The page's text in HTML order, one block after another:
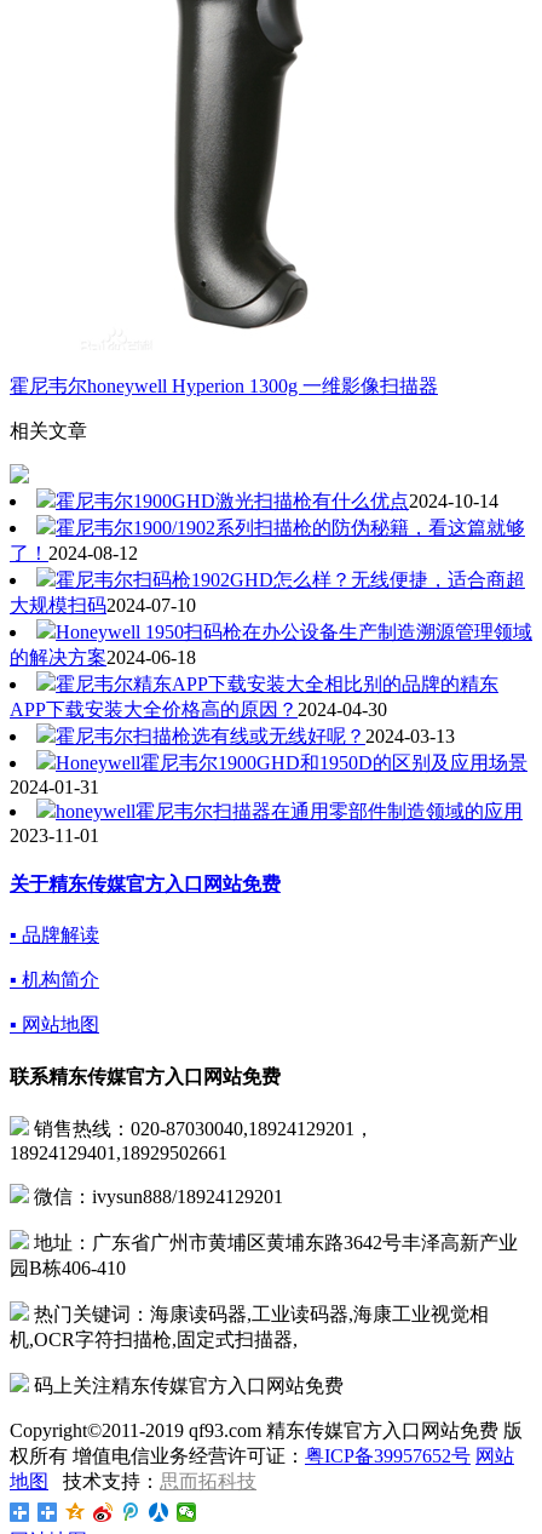
霍尼韦尔honeywell Hyperion 1300g 一维影像扫描器
相关文章
霍尼韦尔1900GHD激光扫描枪有什么优点2024-10-14
霍尼韦尔1900/1902系列扫描枪的防伪秘籍，看这篇就够
了！ 2024-08-12
霍尼韦尔扫码枪1902GHD怎么样？无线便捷，适合商超
大规模扫码2024-07-10
Honeywell 1950扫码枪在办公设备生产制造溯源管理领域
的解决方案2024-06-18
霍尼韦尔精东APP下载安装大全相比别的品牌的精东
APP下载安装大全价格高的原因？ 2024-04-30
霍尼韦尔扫描枪选有线或无线好呢？ 2024-03-13
Honeywell霍尼韦尔1900GHD和1950D的区别及应用场景
2024-01-31
honeywell霍尼韦尔扫描器在通用零部件制造领域的应用
2023-11-01
关于精东传媒官方入口网站免费
▪ 品牌解读
▪ 机构简介
▪ 网站地图
联系精东传媒官方入口网站免费
销售热线：020-87030040,18924129201，
18924129401,18929502661
微信：ivysun888/18924129201
地址：广东省广州市黄埔区黄埔东路3642号丰泽高新产业
园B栋406-410
热门关键词：海康读码器,工业读码器,海康工业视觉相
机,OCR字符扫描枪,固定式扫描器,
码上关注精东传媒官方入口网站免费
Copyright©2011-2019 qf93.com 精东传媒官方入口网站免费 版
权所有 增值电信业务经营许可证： 粤ICP备39957652号 网站
地图
技术支持： 思而拓科技